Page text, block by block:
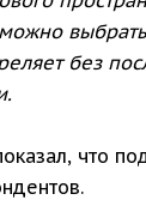
без
что